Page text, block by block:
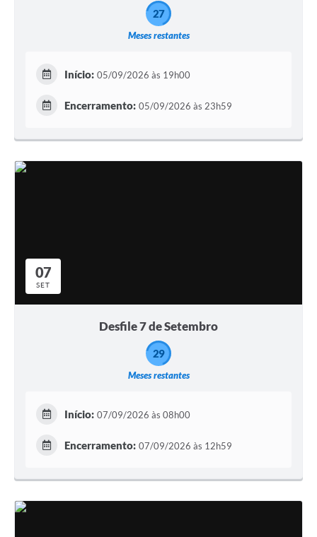
Meses restantes
27
Início: 05/09/2026 às 19h00
Encerramento: 05/09/2026 às 23h59
07
SET
Desfile 7 de Setembro
Meses restantes
29
Início: 07/09/2026 às 08h00
Encerramento: 07/09/2026 às 12h59